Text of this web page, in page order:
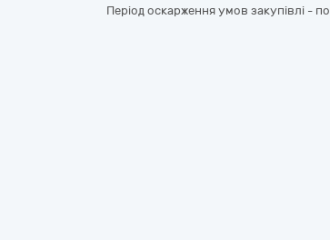
Період оскарження умов закупівлі - по